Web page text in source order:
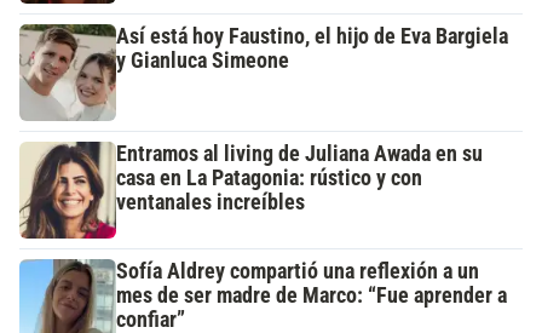
Así está hoy Faustino, el hijo de Eva Bargiela
y Gianluca Simeone
Entramos al living de Juliana Awada en su
casa en La Patagonia: rústico y con
ventanales increíbles
Sofía Aldrey compartió una reflexión a un
mes de ser madre de Marco: “Fue aprender a
confiar”